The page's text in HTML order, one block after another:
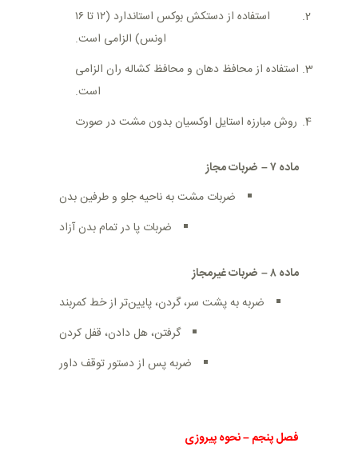
استفاده از دستکش بوکس استاندارد (۱۲ تا ۱۶
اونس) الزامی است.
استفاده از محافظ دهان و محافظ کشاله ران الزامی
است.
روش مبارزه استایل اوکسیان بدون مشت در صورت
ماده۷– ضربات مجاز
ضربات مشت به ناحیه جلو و طرفین بدن
ضربات پا در تمام بدن آزاد
ماده۸– ضربات غیرمجاز
ضربه به پشت سر، گردن، پایین‌تر از خط کمربند
گرفتن، هل دادن، قفل کردن
ضربه پس از دستور توقف داور
فصل پنجم–نحوه پیروزی